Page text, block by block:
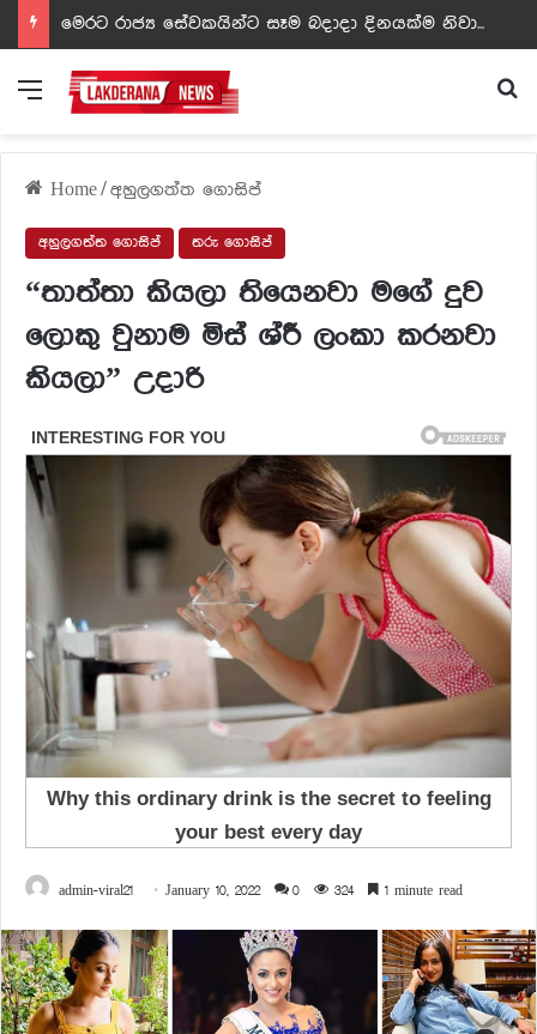
ඩඩ්ලිට දෙවෙනි නොවූ රත්න සහල් අධිපති..- PHOTOS
Menu
Home/අහුලගත්ත ගොසිප්
අහුලගත්ත ගොසිප් තරු ගොසිප්
“තාත්තා කියලා තියෙනවා මගේ දුව
ලොකු වුනාම මිස් ශ්රී ලංකා කරනවා
කියලා” උදාරි
admin-viral21 January 10, 2022 0 324 1 minute read